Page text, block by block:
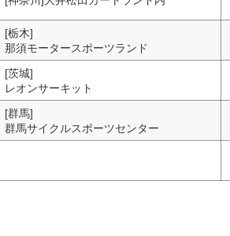
[栃木]
那須モータースポーツランド
[茨城]
レオンサーキット
[群馬]
群馬サイクルスポーツセンター